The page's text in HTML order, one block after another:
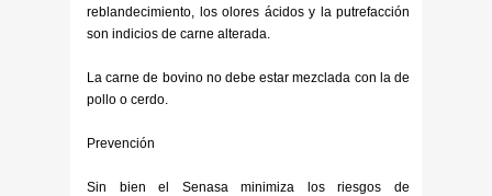
reblandecimiento, los olores ácidos y la putrefacción
son indicios de carne alterada.
La carne de bovino no debe estar mezclada con la de
pollo o cerdo.
Prevención
Sin bien el Senasa minimiza los riesgos de